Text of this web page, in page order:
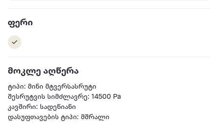
ფერი
მოკლე აღწერა
ტიპი: მინი მტვერსასრუტი
შესრუტვის სიმძლავრე: 14500 Pa
კავშირი: სადენიანი
დასუფთავების ტიპი: მშრალი